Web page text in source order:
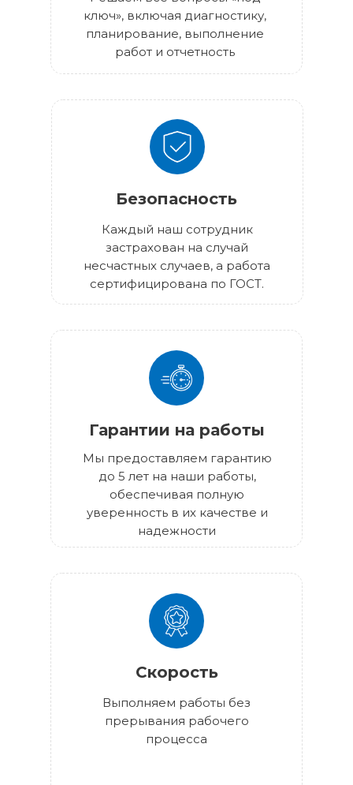
ключ», включая диагностику,
планирование, выполнение
работ и отчетность
Скорость
Выполняем работы без
прерывания рабочего
процесса
Безопасность
Каждый наш сотрудник
застрахован на случай
несчастных случаев, а работа
сертифицирована по ГОСТ.
Гарантии на работы
Мы предоставляем гарантию
до 5 лет на наши работы,
обеспечивая полную
уверенность в их качестве и
надежности